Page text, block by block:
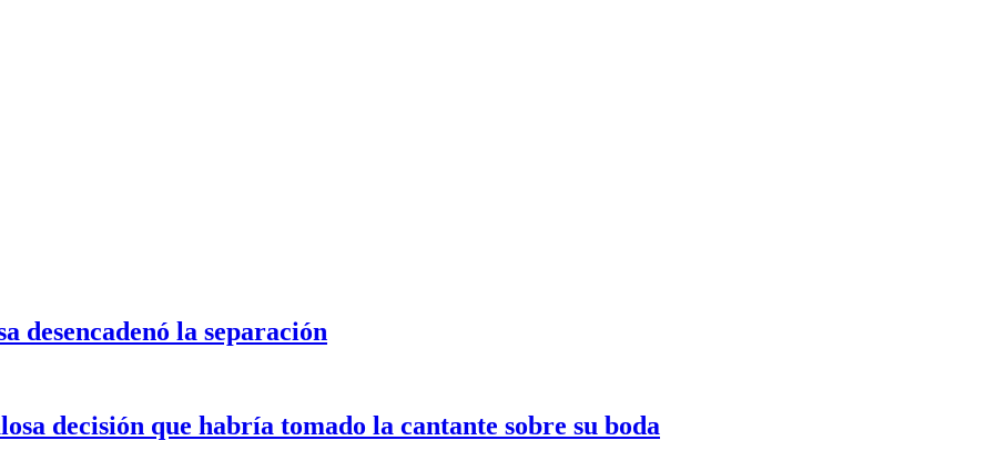
desencadenó la separación
decisión que habría tomado la cantante sobre su boda